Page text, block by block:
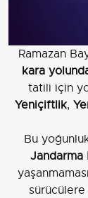
Ramazan
kara
tatili için
Yeniçiftlik,
Bu
Jandarma
sürücülere